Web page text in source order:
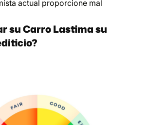
actual proporcione mal
su Carro Lastima su